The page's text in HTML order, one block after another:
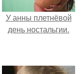
У анны плетнёвой
день ностальгии.